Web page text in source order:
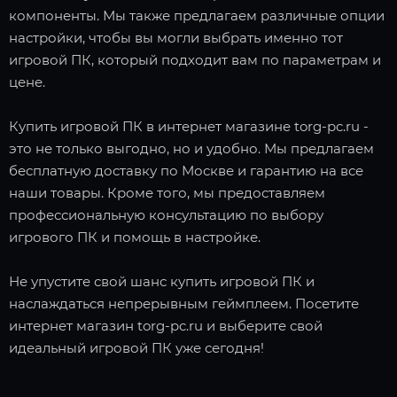
компоненты. Мы также предлагаем различные опции
настройки, чтобы вы могли выбрать именно тот
игровой ПК, который подходит вам по параметрам и
цене.
Купить игровой ПК в интернет магазине torg-pc.ru -
это не только выгодно, но и удобно. Мы предлагаем
бесплатную доставку по Москве и гарантию на все
наши товары. Кроме того, мы предоставляем
профессиональную консультацию по выбору
игрового ПК и помощь в настройке.
Не упустите свой шанс купить игровой ПК и
наслаждаться непрерывным геймплеем. Посетите
интернет магазин torg-pc.ru и выберите свой
идеальный игровой ПК уже сегодня!